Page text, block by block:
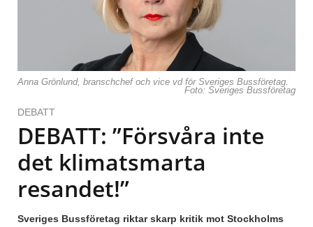
Anna Grönlund, branschchef och vice vd för Sveriges Bussföretag.
Foto: Sveriges Bussföretag
DEBATT
DEBATT: ”Försvåra inte
det klimatsmarta
resandet!”
Sveriges Bussföretag riktar skarp kritik mot Stockholms